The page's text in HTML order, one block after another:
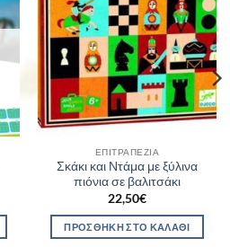
ΕΠΙΤΡΑΠΈΖΙΑ
Σκάκι και Ντάμα με ξύλινα
πιόνια σε βαλιτσάκι
22,50€
ΠΡΟΣΘΉΚΗ ΣΤΟ ΚΑΛΆΘΙ